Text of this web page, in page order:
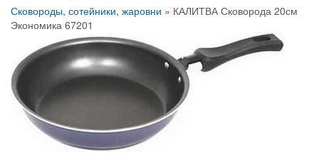
Сковороды, сотейники, жаровни » КАЛИТВА Сковорода 20см
Экономика 67201